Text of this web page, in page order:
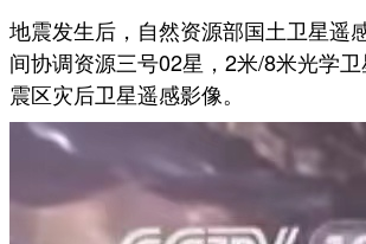
地震发生后，自然资源部国土卫星遥
间协调资源三号02星，2米/8米光学
震区灾后卫星遥感影像。